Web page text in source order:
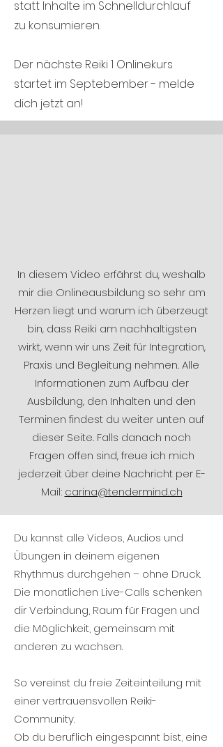
statt Inhalte im Schnelldurchlauf
zu konsumieren.
Der nächste Reiki 1 Onlinekurs
startet im Septebember - melde
dich jetzt an!
In diesem Video erfährst du, weshalb
mir die Onlineausbildung so sehr am
Herzen liegt und warum ich überzeugt
bin, dass Reiki am nachhaltigsten
wirkt, wenn wir uns Zeit für Integration,
Praxis und Begleitung nehmen.Alle
Informationen zum Aufbau der
Ausbildung, den Inhalten und den
Terminen findest du weiter unten auf
dieser Seite. Falls danach noch
Fragen offen sind, freue ich mich
jederzeit über deine Nachricht per E-
Mail: carina@tendermind.ch
Du kannst alle Videos, Audios und
Übungen in deinem eigenen
Rhythmus durchgehen – ohne Druck.
Die monatlichen Live-Calls schenken
dir Verbindung, Raum für Fragen und
die Möglichkeit, gemeinsam mit
anderen zu wachsen.
So vereinst du freie Zeiteinteilung mit
einer vertrauensvollen Reiki-
Community.
Ob du beruflich eingespannt bist, eine